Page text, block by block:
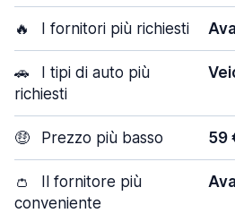
🔥 I fornitori più richiesti
🚗
I tipi di auto più
richiesti
🤑 Prezzo più basso 59
👛
Il fornitore più
conveniente